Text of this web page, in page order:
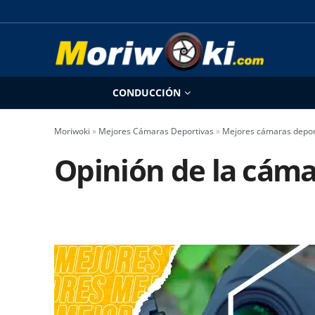
CONDUCCIÓN
Moriwoki » Mejores Cámaras Deportivas » Mejores cámaras
Opinión de la